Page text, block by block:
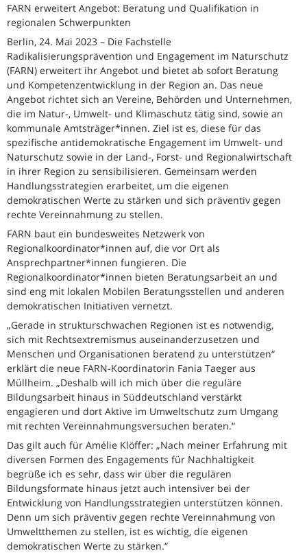
FARN erweitert Angebot: Beratung und Qualifikation in
regionalen Schwerpunkten
Berlin, 24. Mai 2023 – Die Fachstelle
Radikalisierungsprävention und Engagement im Naturschutz
(FARN) erweitert ihr Angebot und bietet ab sofort Beratung
und Kompetenzentwicklung in der Region an. Das neue
Angebot richtet sich an Vereine, Behörden und Unternehmen,
die im Natur-, Umwelt- und Klimaschutz tätig sind, sowie an
kommunale Amtsträger*innen. Ziel ist es, diese für das
spezifische antidemokratische Engagement im Umwelt- und
Naturschutz sowie in der Land-, Forst- und Regionalwirtschaft
in ihrer Region zu sensibilisieren. Gemeinsam werden
Handlungsstrategien erarbeitet, um die eigenen
demokratischen Werte zu stärken und sich präventiv gegen
rechte Vereinnahmung zu stellen.
FARN baut ein bundesweites Netzwerk von
Regionalkoordinator*innen auf, die vor Ort als
Ansprechpartner*innen fungieren. Die
Regionalkoordinator*innen bieten Beratungsarbeit an und
sind eng mit lokalen Mobilen Beratungsstellen und anderen
demokratischen Initiativen vernetzt.
„Gerade in strukturschwachen Regionen ist es notwendig,
sich mit Rechtsextremismus auseinanderzusetzen und
Menschen und Organisationen beratend zu unterstützen“
erklärt die neue FARN-Koordinatorin Fania Taeger aus
Müllheim. „Deshalb will ich mich über die reguläre
Bildungsarbeit hinaus in Süddeutschland verstärkt
engagieren und dort Aktive im Umweltschutz zum Umgang
mit rechten Vereinnahmungsversuchen beraten.“
Das gilt auch für Amélie Klöffer: „Nach meiner Erfahrung mit
diversen Formen des Engagements für Nachhaltigkeit
begrüße ich es sehr, dass wir über die regulären
Bildungsformate hinaus jetzt auch intensiver bei der
Entwicklung von Handlungsstrategien unterstützen können.
Denn um sich präventiv gegen rechte Vereinnahmung von
Umweltthemen zu stellen, ist es wichtig, die eigenen
demokratischen Werte zu stärken.“